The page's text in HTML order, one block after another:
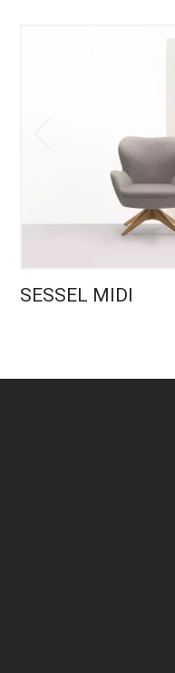
SESSEL MIDI